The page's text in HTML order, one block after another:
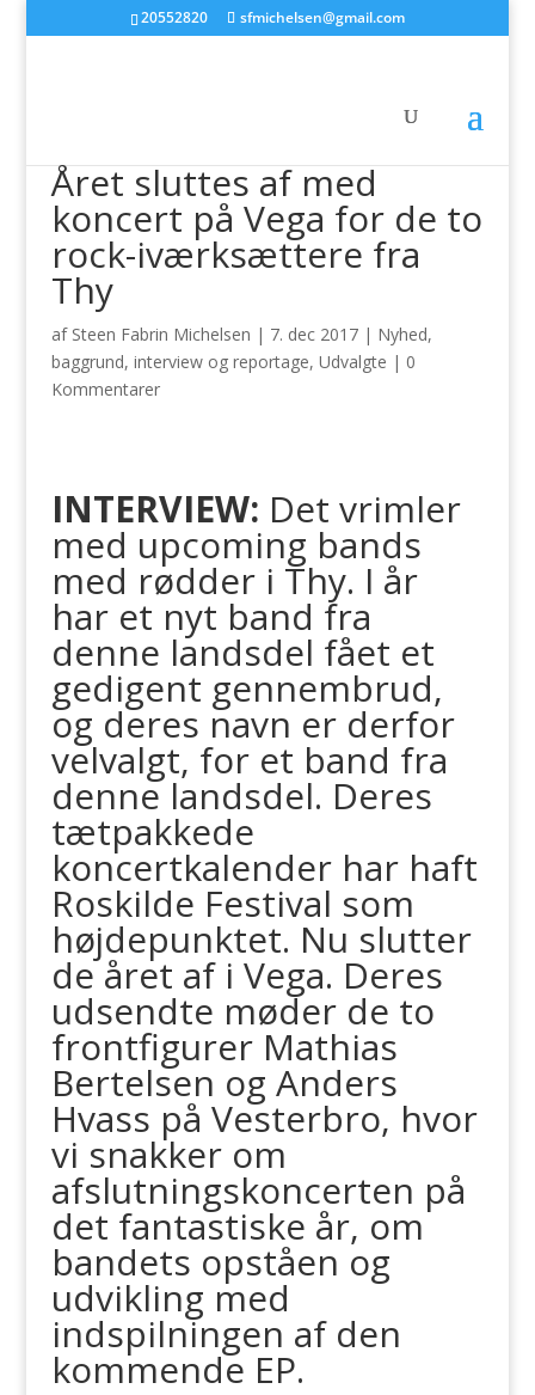
20552820 sfmichelsen@gmail.com
Året sluttes af med
koncert på Vega for de to
rock-iværksættere fra
Thy
af Steen Fabrin Michelsen | 7. dec 2017| Nyhed,
baggrund, interview og reportage, Udvalgte | 0
Kommentarer
INTERVIEW: Det vrimler
med upcoming bands
med rødder i Thy. I år
har et nyt band fra
denne landsdel fået et
gedigent gennembrud,
og deres navn er derfor
velvalgt, for et band fra
denne landsdel. Deres
tætpakkede
koncertkalender har haft
Roskilde Festival som
højdepunktet. Nu slutter
de året af i Vega. Deres
udsendte møder de to
frontfigurer Mathias
Bertelsen og Anders
Hvass på Vesterbro, hvor
vi snakker om
afslutningskoncerten på
det fantastiske år, om
bandets opståen og
udvikling med
indspilningen af den
kommende EP.